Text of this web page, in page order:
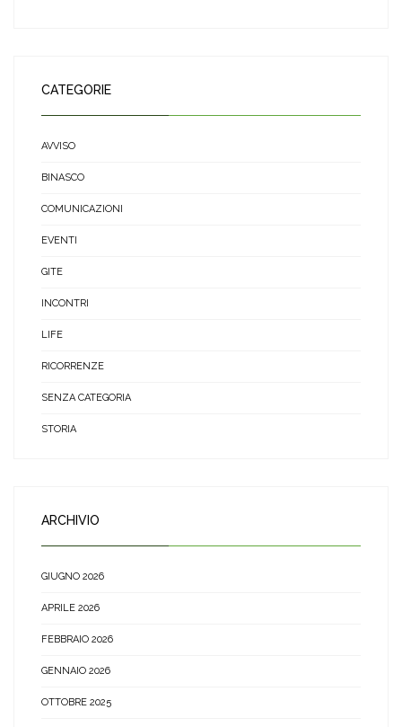
CATEGORIE
AVVISO
BINASCO
COMUNICAZIONI
EVENTI
GITE
INCONTRI
LIFE
RICORRENZE
SENZA CATEGORIA
STORIA
ARCHIVIO
GIUGNO 2026
APRILE 2026
FEBBRAIO 2026
GENNAIO 2026
OTTOBRE 2025